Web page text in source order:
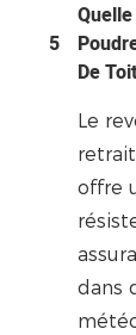
5
De
Le
offre
dans